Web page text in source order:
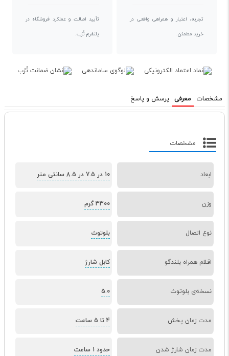
تجربه، اعتبار و همراهی واقعی در
خرید مطمئن.
تأیید اصالت و عملکرد فروشگاه در
پلتفرم تُرُب.
مشخصات معرفی پرسش و پاسخ
مشخصات
ابعاد 10 در 7.5 در 8.5 سانتی متر
وزن 3300 گرم
نوع اتصال بلوتوث
اقلام همراه بلندگو کابل شارژ
نسخه‌ی بلوتوث 5.0
مدت زمان پخش 4 تا 5 ساعت
مدت زمان شارژ شدن حدود 1 ساعت